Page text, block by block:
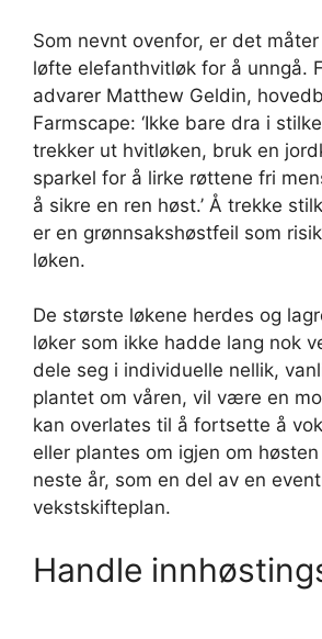
Som nevnt ovenfor, er det
løfte elefanthvitløk for å unngå.
advarer Matthew Geldin,
Farmscape: ‘Ikke bare dra i
trekker ut hvitløken, bruk en
sparkel for å lirke røttene fri
å sikre en ren høst.’ Å trekke
er en grønnsakshøstfeil som
løken.
De største løkene herdes og
løker som ikke hadde lang nok
dele seg i individuelle nellik,
plantet om våren, vil være en
kan overlates til å fortsette å
eller plantes om igjen om
neste år, som en del av en
vekstskifteplan.
Handle